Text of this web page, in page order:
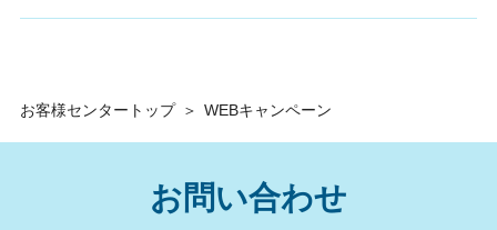
お客様センタートップ ＞ WEBキャンペーン
お問い合わせ